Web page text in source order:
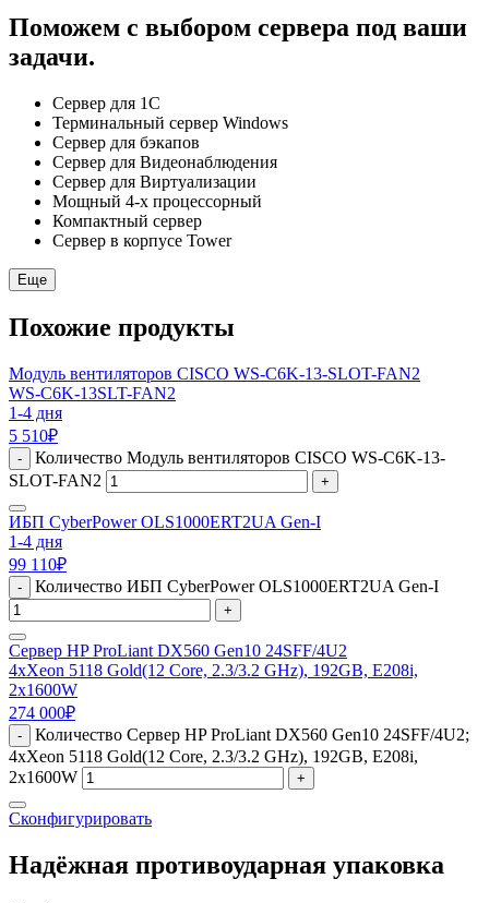
Поможем с выбором сервера под ваши
задачи.
Сервер для 1С
Терминальный сервер Windows
Сервер для бэкапов
Сервер для Видеонаблюдения
Сервер для Виртуализации
Мощный 4-х процессорный
Компактный сервер
Сервер в корпусе Tower
Еще
Похожие продукты
Модуль вентиляторов CISCO WS-C6K-13-SLOT-FAN2
WS-C6K-13SLT-FAN2
1-4 дня
5 510₽
-
Количество Модуль вентиляторов CISCO WS-C6K-13-
SLOT-FAN2
+
ИБП CyberPower OLS1000ERT2UA Gen-I
1-4 дня
99 110₽
- Количество ИБП CyberPower OLS1000ERT2UA Gen-I
+
Сервер HP ProLiant DX560 Gen10 24SFF/4U2
4xXeon 5118 Gold(12 Core, 2.3/3.2 GHz), 192GB, E208i,
2x1600W
274 000₽
-
Количество Сервер HP ProLiant DX560 Gen10 24SFF/4U2;
4xXeon 5118 Gold(12 Core, 2.3/3.2 GHz), 192GB, E208i,
2x1600W
+
Сконфигурировать
Надёжная противоударная упаковка